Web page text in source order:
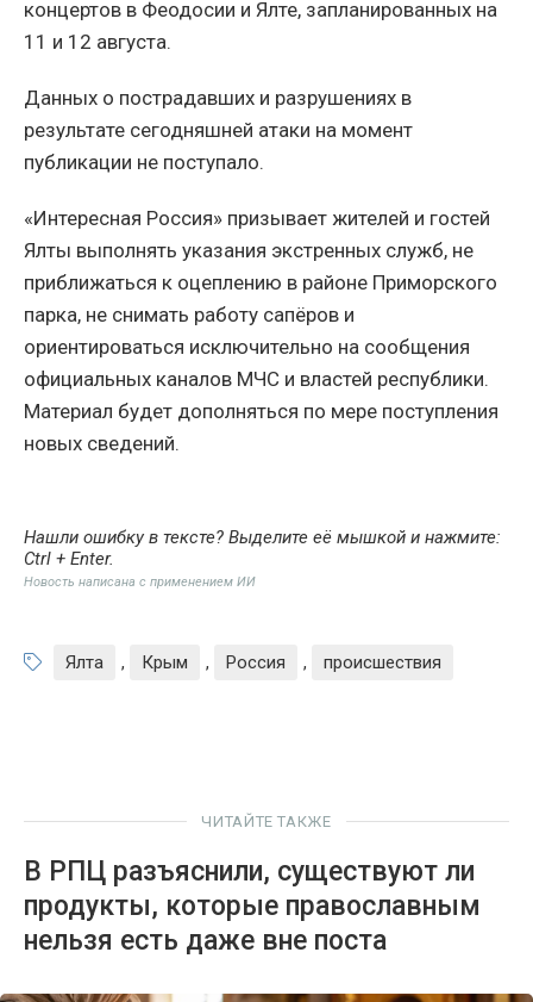
концертов в Феодосии и Ялте, запланированных на
11 и 12 августа.
Данных о пострадавших и разрушениях в
результате сегодняшней атаки на момент
публикации не поступало.
«Интересная Россия» призывает жителей и гостей
Ялты выполнять указания экстренных служб, не
приближаться к оцеплению в районе Приморского
парка, не снимать работу сапёров и
ориентироваться исключительно на сообщения
официальных каналов МЧС и властей республики.
Материал будет дополняться по мере поступления
новых сведений.
Нашли ошибку в тексте? Выделите её мышкой и нажмите:
Ctrl + Enter.
Новость написана с применением ИИ
Ялта , Крым , Россия , происшествия
ЧИТАЙТЕ ТАКЖЕ
В РПЦ разъяснили, существуют ли
продукты, которые православным
нельзя есть даже вне поста